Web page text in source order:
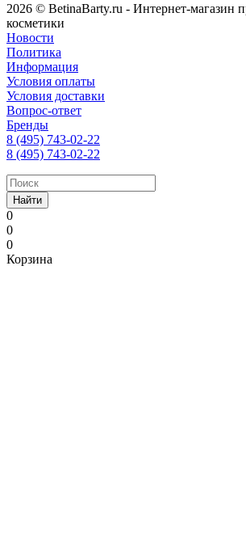
2026 © BetinaBarty.ru - Интернет-магазин
косметики
Новости
Политика
Информация
Условия оплаты
Условия доставки
Вопрос-ответ
Бренды
8 (495) 743-02-22
8 (495) 743-02-22
Найти
0
0
0
Корзина